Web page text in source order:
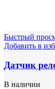
Быстрый
Добавить в
Датчик
В наличии